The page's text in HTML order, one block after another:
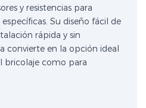
y resistencias para
Su diseño fácil de
rápida y sin
convierte en la opción ideal
bricolaje como para